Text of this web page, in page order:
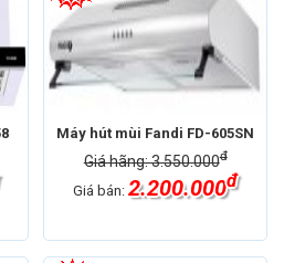
Máy hút mùi Fandi FD-605SN
Giá hãng: 3.550.000đ
Giá bán:2.200.000đ